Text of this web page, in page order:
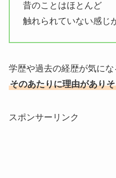
昔のことはほとんど
触れられていない感じ
学歴や過去の経歴が気にな
そのあたりに理由があり
スポンサーリンク